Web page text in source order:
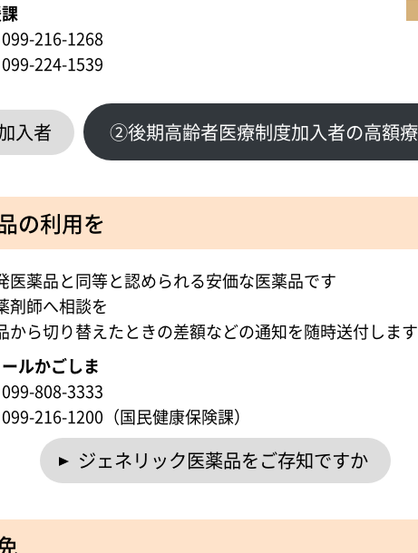
216-1268
224-1539
入者 ②後期高齢者医療制度加入者の高額
の利用を
薬品と同等と認められる安価な医薬品です
剤師へ相談を
ら切り替えたときの差額などの通知を随時送付します
ルかごしま
808-3333
216-1200（国民健康保険課）
ジェネリック医薬品をご存知ですか